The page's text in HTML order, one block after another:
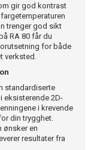
gir god kontrast
trenger god sikt
RA 80 får du
for både
verksted.
standardiserte
eksisterende 2D-
i krevende
din trygghet.
ønsker en
resultater fra